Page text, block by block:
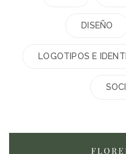
DISEÑO
LOGOTIPOS E